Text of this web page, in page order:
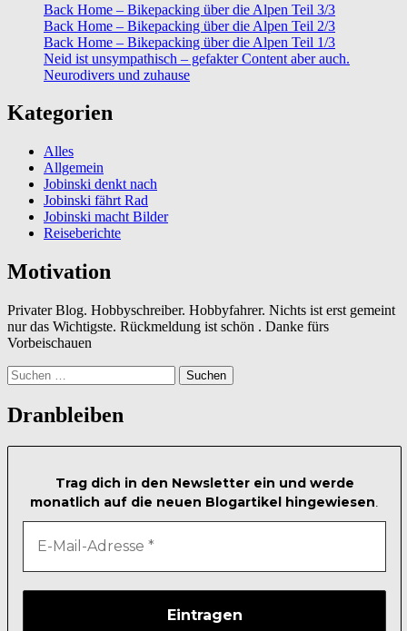
Back Home – Bikepacking über die Alpen Teil 3/3
Back Home – Bikepacking über die Alpen Teil 2/3
Back Home – Bikepacking über die Alpen Teil 1/3
Neid ist unsympathisch – gefakter Content aber auch.
Neurodivers und zuhause
Kategorien
Alles
Allgemein
Jobinski denkt nach
Jobinski fährt Rad
Jobinski macht Bilder
Reiseberichte
Motivation
Privater Blog. Hobbyschreiber. Hobbyfahrer. Nichts ist erst gemeint
nur das Wichtigste. Rückmeldung ist schön . Danke fürs
Vorbeischauen
Suchen
nach:
Dranbleiben
Trag dich in den Newsletter ein und werde
monatlich auf die neuen Blogartikel hingewiesen